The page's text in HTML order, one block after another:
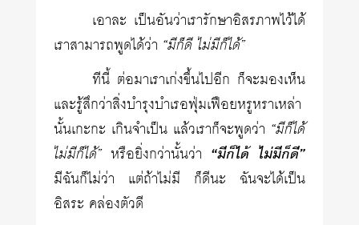
เอาละ เป็นอันว่าเรารักษาอิสรภาพไว้ได้
เราสามารถพูดได้ว่า “มีก็ดี ไม่มีก็ได้”
ทีนี้ ต่อมาเราเก่งขึ้นไปอีก ก็จะมองเห็น
และรู้สึกว่าสิ่งบำรุงบำเรอฟุ่มเฟือยหรูหราเหล่า
นั้นเกะกะ เกินจำเป็น แล้วเราก็จะพูดว่า “มีก็ได้
ไม่มีก็ได้”หรือยิ่งกว่านั้นว่า “มีก็ได้ ไม่มีก็ดี”
มีฉันก็ไม่ว่า แต่ถ้าไม่มี ก็ดีนะ ฉันจะได้เป็น
อิสระ คล่องตัวดี